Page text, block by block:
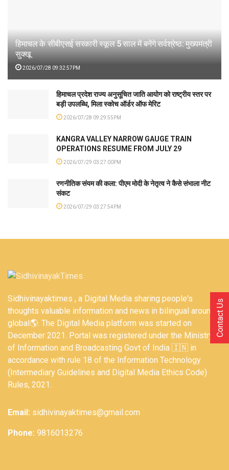
हिमाचल के सीबीएसई सरकारी स्कूल 5 साल में बनेंगे सर्वश्रेष्ठ: मुख्यमंत्री
सुक्खू
2026/07/28 09:32:57PM
हिमाचल प्रदेश राज्य अनुसूचित जाति आयोग को राष्ट्रीय स्तर पर
बड़ी उपलब्धि, मिला स्कोच ऑर्डर ऑफ मेरिट
2026/07/28 09:29:55PM
KANGRA VALLEY NARROW GAUGE TRAIN
OPERATIONS RESUME FROM JULY 29
2026/07/29 03:27:00PM
रणनीतिक संयम की कला: पीएम मोदी के नेतृत्व ने कैसे संभाला नीट
संकट
2026/07/29 03:27:54PM
Sidhivinayaktimes , a Digital Media sharing people's
thoughts valuable information and news in bilingual around
global🌎. The Digital Media platform was started on
December 2021. Portal was registered under the Ministry
of Information and Broadcasting Govt of India 🇮🇳 in
accordance with rule 18 of the Information Technology
(Intermediary Guidelines and Digital Media Ethics Code)
Rules, 2021.
Email: sidhivinayaktimes@gmail.com
Phone: 9816013276
Contact Us